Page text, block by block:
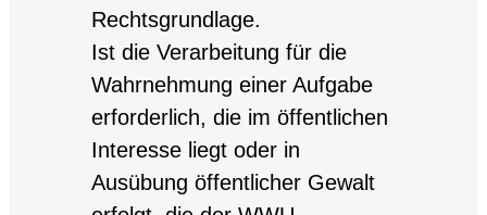
Rechtsgrundlage.
Ist die Verarbeitung für die
Wahrnehmung einer Aufgabe
erforderlich, die im öffentlichen
Interesse liegt oder in
Ausübung öffentlicher Gewalt